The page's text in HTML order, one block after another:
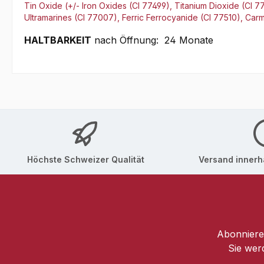
Tin Oxide (+/- Iron Oxides (CI 77499), Titanium Dioxide (CI
Ultramarines (CI 77007), Ferric Ferrocyanide (CI 77510),
HALTBARKEIT nach Öffnung: 24 Monate
Höchste Schweizer Qualität Versand
Sie